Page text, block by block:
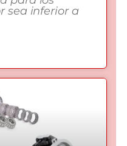
sea inferior a